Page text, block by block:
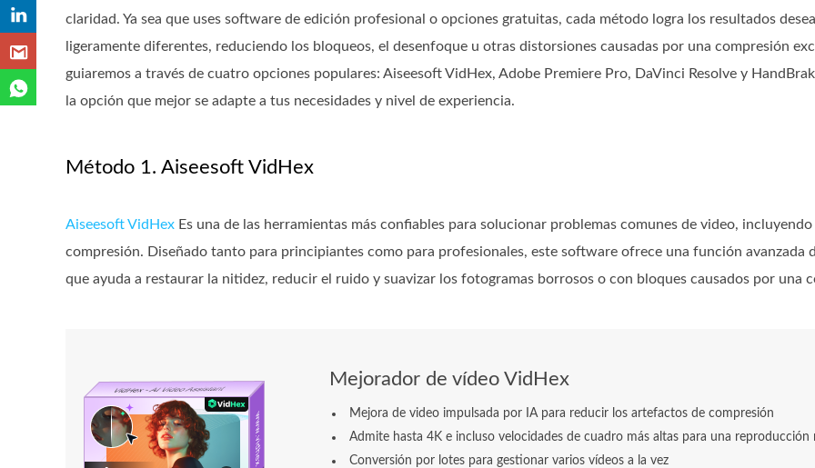
claridad. Ya sea que uses software de edición profesional o opciones gratuitas, cada método logra los resultados
ligeramente diferentes, reduciendo los bloqueos, el desenfoque u otras distorsiones causadas por una compresión
guiaremos a través de cuatro opciones populares: Aiseesoft VidHex, Adobe Premiere Pro, DaVinci Resolve y
la opción que mejor se adapte a tus necesidades y nivel de experiencia.
Método 1. Aiseesoft VidHex
Aiseesoft VidHex Es una de las herramientas más confiables para solucionar problemas comunes de video,
compresión. Diseñado tanto para principiantes como para profesionales, este software ofrece una función avanzada
que ayuda a restaurar la nitidez, reducir el ruido y suavizar los fotogramas borrosos o con bloques causados ​​por una
Mejorador de vídeo VidHex
Mejora de video impulsada por IA para reducir los artefactos de compresión
Admite hasta 4K e incluso velocidades de cuadro más altas para una reproducción
Conversión por lotes para gestionar varios vídeos a la vez